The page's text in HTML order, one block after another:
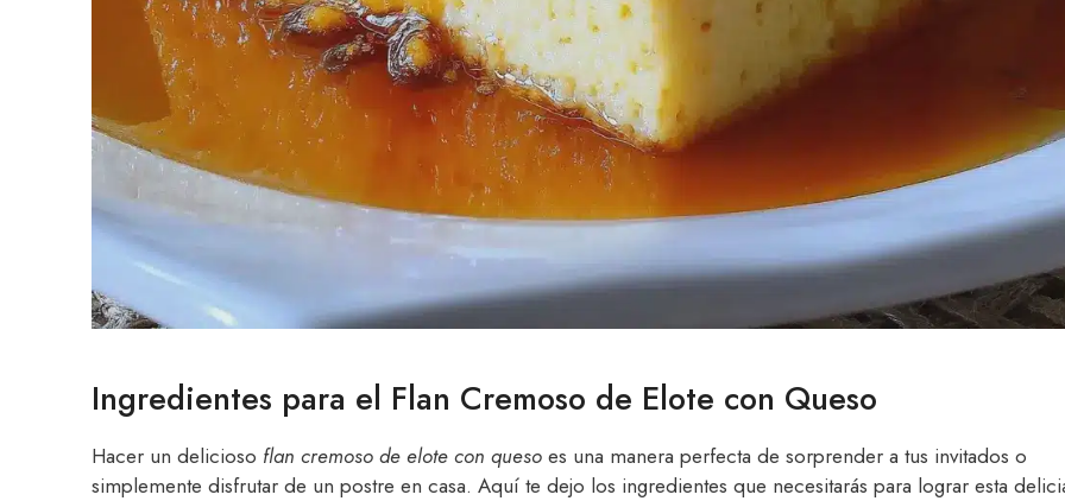
Ingredientes para el Flan Cremoso de Elote con Queso
Hacer un delicioso flan cremoso de elote con queso es una manera perfecta de sorprender a tus invitados o
simplemente disfrutar de un postre en casa. Aquí te dejo los ingredientes que necesitarás para lograr esta